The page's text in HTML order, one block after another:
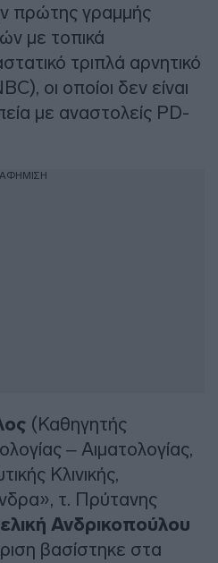
πρώτης γραμμής
με τοπικά
τριπλά αρνητικό
οι οποίοι δεν είναι
με αναστολείς PD-
(Καθηγητής
– Αιματολογίας,
Κλινικής,
τ. Πρύτανης
Ανδρικοπούλου
βασίστηκε στα